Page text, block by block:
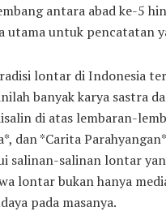
antara abad ke-5
utama untuk pencatatan
lontar di Indonesia
banyak karya sastra
di atas lembaran-
dan *Carita
salinan-salinan lontar
lontar bukan hanya
pada masanya.